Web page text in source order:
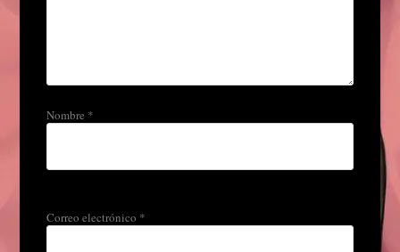
Nombre *
Correo electrónico *